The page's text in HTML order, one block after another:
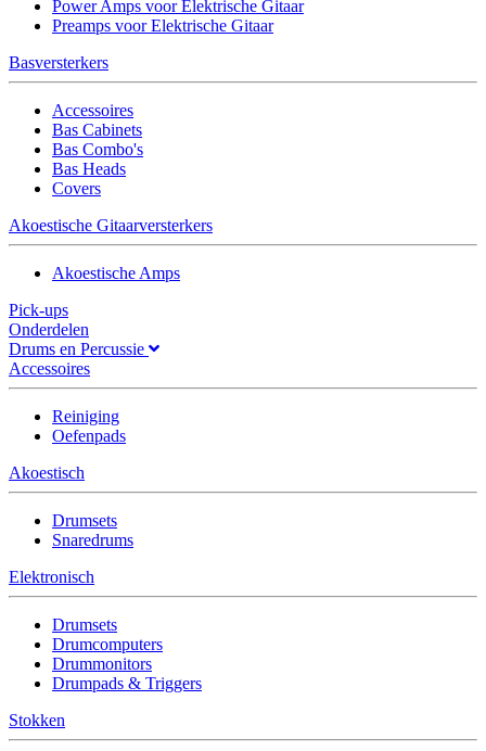
Power Amps voor Elektrische Gitaar
Preamps voor Elektrische Gitaar
Basversterkers
Accessoires
Bas Cabinets
Bas Combo's
Bas Heads
Covers
Akoestische Gitaarversterkers
Akoestische Amps
Pick-ups
Onderdelen
Drums en Percussie
Accessoires
Reiniging
Oefenpads
Akoestisch
Drumsets
Snaredrums
Elektronisch
Drumsets
Drumcomputers
Drummonitors
Drumpads & Triggers
Stokken